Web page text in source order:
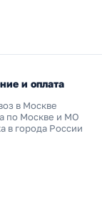
и оплата
в Москве
по Москве и МО
в города России